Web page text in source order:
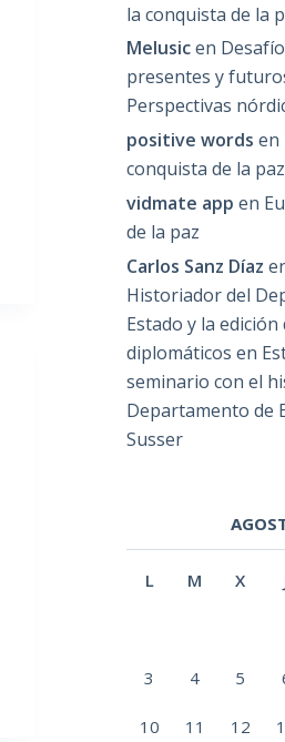
la conquista de la
Melusicen
presentes y
Perspectivas
positive words en
conquista de la paz
vidmate app en
de la paz
Carlos Sanz Díaz
Historiador del
Estado y la
diplomáticos en
seminario con el
Departamento de
Susser
L M X
3 4 5
10 11 12